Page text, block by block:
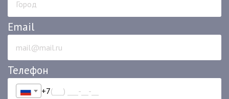
Email
Телефон
+7